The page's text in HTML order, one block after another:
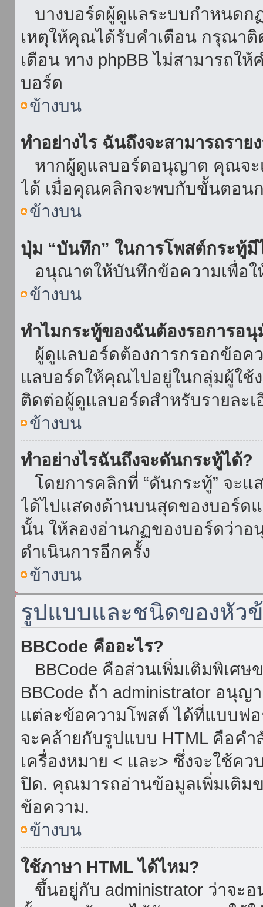
บางบอร์ดผู้ดูแลระบบกำหนดก
เหตุให้คุณได้รับคำเตือน กรุณา
เตือน ทาง phpBB ไม่สามารถใ
บอร์ด
ข้างบน
ทำอย่างไร ฉันถึงจะสามารถรา
หากผู้ดูแลบอร์ดอนุญาต คุณจะ
ได้ เมื่อคุณคลิกจะพบกับขั้นตอน
ข้างบน
ปุ่ม “บันทึก” ในการโพสต์กระทู้มี
อนุณาตให้บันทึกข้อความเพื่อใ
ข้างบน
ทำไมกระทู้ของฉันต้องรอการอนุ
ผู้ดูแลบอร์ดต้องการกรอกข้อค
แลบอร์ดให้คุณไปอยู่ในกลุ่มผู้ใช้
ติดต่อผู้ดูแลบอร์ดสำหรับรายละเ
ข้างบน
ทำอย่างไรฉันถึงจะดันกระทู้ได้?
โดยการคลิกที่ “ดันกระทู้” จะ
ได้ไปแสดงด้านบนสุดของบอร์ด
นั้น ให้ลองอ่านกฏของบอร์ดว่า
ดำเนินการอีกครั้ง
ข้างบน
รูปแบบและชนิดของหัว
BBCode คืออะไร?
BBCode คือส่วนเพิ่มเติมพิเศ
BBCode ถ้า administrator อนุ
แต่ละข้อความโพสต์ ได้ที่แบบฟ
จะคล้ายกับรูปแบบ HTML คือคำ
เครื่องหมาย < และ> ซึ่งจะใช้ค
ปิด. คุณมารถอ่านข้อมูลเพิ่มเติม
ข้อความ.
ข้างบน
ใช้ภาษา HTML ได้ไหม?
ขึ้นอยู่กับ administrator ว่าจะ